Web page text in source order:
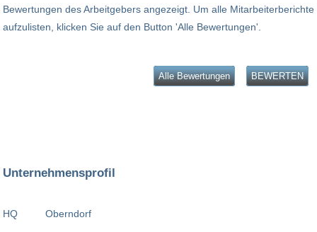
Bewertungen des Arbeitgebers angezeigt. Um alle Mitarbeiterberichte
aufzulisten, klicken Sie auf den Button 'Alle Bewertungen'.
Alle Bewertungen BEWERTEN
Unternehmensprofil
HQ Oberndorf